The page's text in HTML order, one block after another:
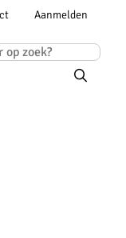
Account
Aanmelden